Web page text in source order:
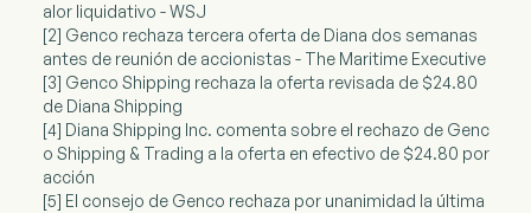
alor liquidativo - WSJ
[2] Genco rechaza tercera oferta de Diana dos semanas
antes de reunión de accionistas - The Maritime Executive
[3] Genco Shipping rechaza la oferta revisada de $24.80
de Diana Shipping
[4] Diana Shipping Inc. comenta sobre el rechazo de Genc
o Shipping & Trading a la oferta en efectivo de $24.80 por
acción
[5] El consejo de Genco rechaza por unanimidad la última